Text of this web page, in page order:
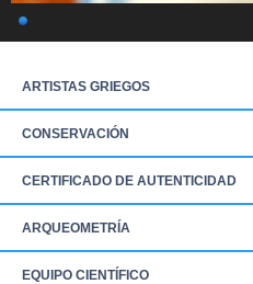
ARTISTAS GRIEGOS
CONSERVACIÓN
CERTIFICADO DE AUTENTICIDAD
ARQUEOMETRÍA
EQUIPO CIENTÍFICO